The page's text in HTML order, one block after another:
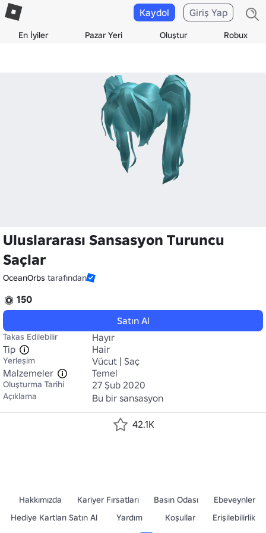
En İyiler Pazar Yeri Oluştur Robux
Kaydol Giriş Yap
Uluslararası Sansasyon Turuncu
Saçlar
OceanOrbs tarafından
150
Satın Al
Takas Edilebilir
Hayır
Tip
Hair
Yerleşim
Vücut | Saç
Malzemeler
Temel
Oluşturma Tarihi 27 Şub 2020
Açıklama Bu bir sansasyon
42.1K
Hakkımızda Kariyer Fırsatları Basın Odası
Ebeveynler
Hediye Kartları Satın Al
Yardım Koşullar
Erişilebilirlik